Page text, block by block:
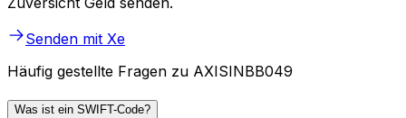
Senden mit Xe
Häufig gestellte Fragen zu AXISINBB049
Was ist ein SWIFT-Code?